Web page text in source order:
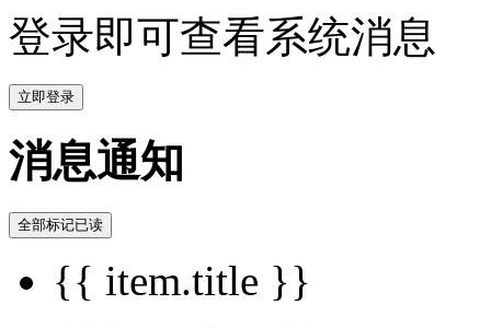
登录即可查看系统消息
立即登录
消息通知
全部标记已读
{{ item.title }}